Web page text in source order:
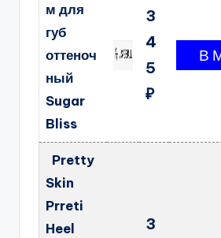
м для
губ
оттеноч
ный
Sugar
Bliss
3
4
5
₽
Pretty
Skin
Prreti
Heel
3